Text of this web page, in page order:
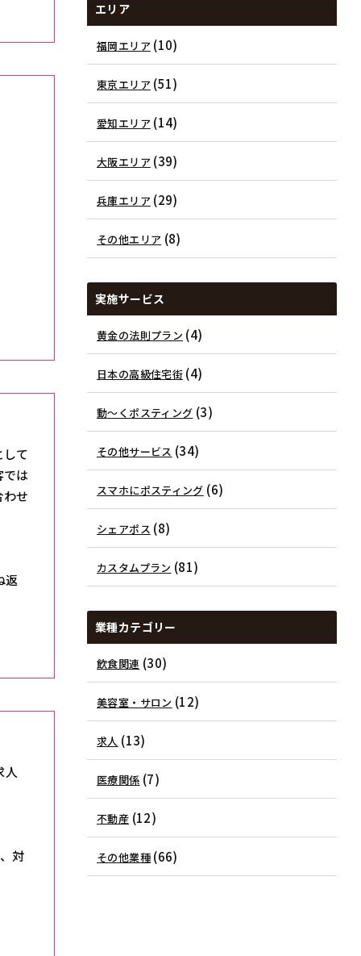
て
では
せ
返
人
対
エリア
福岡エリア(10)
東京エリア(51)
愛知エリア(14)
大阪エリア(39)
兵庫エリア(29)
その他エリア (8)
実施サービス
黄金の法則プラン (4)
日本の高級住宅街 (4)
動～くポスティング (3)
その他サービス (34)
スマホにポスティング (6)
シェアポス (8)
カスタムプラン (81)
業種カテゴリー
飲食関連 (30)
美容室・サロン (12)
求人 (13)
医療関係 (7)
不動産 (12)
その他業種(66)